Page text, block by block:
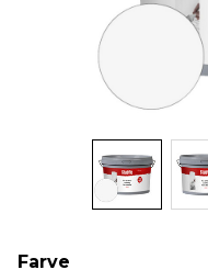
& standere
& syltning
Farve